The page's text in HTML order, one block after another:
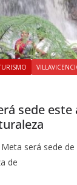
sede
será sede
de